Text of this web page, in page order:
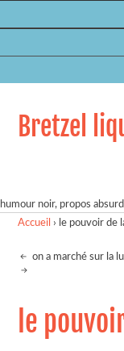
Bretzel
humour noir, propos
Accueil › le pouvoir de
on a marché sur la
le